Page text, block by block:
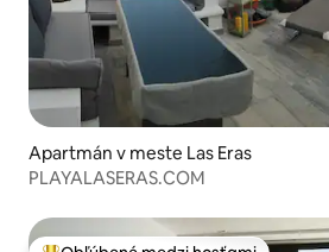
Apartmán v meste Las Eras
PLAYALASERAS.COM